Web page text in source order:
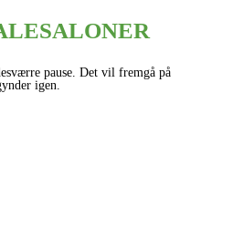
pause. Det vil fremgå på
igen.